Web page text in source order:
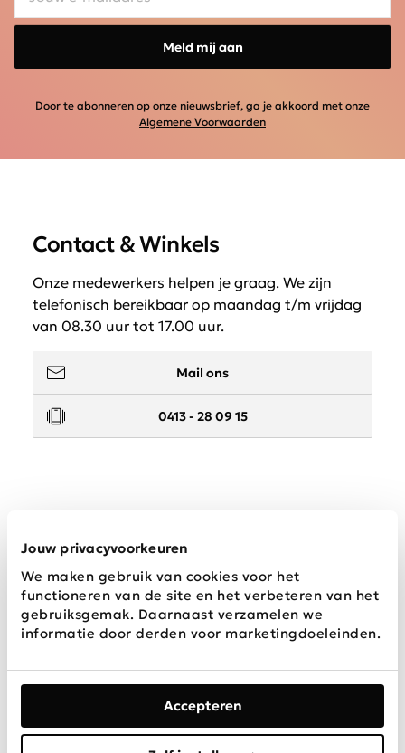
Jouw privacyvoorkeuren
We maken gebruik van cookies voor het
functioneren van de site en het verbeteren van het
gebruiksgemak. Daarnaast verzamelen we
informatie door derden voor marketingdoeleinden.
Accepteren
Meld mij aan
Door te abonneren op onze nieuwsbrief, ga je akkoord met onze
Algemene Voorwaarden
Contact & Winkels
Onze medewerkers helpen je graag. We zijn
telefonisch bereikbaar op maandag t/m vrijdag
van 08.30 uur tot 17.00 uur.
Mail ons
0413 - 28 09 15
Wij zijn Schijvens mode
Algemene
Privacy &
Disclaimer